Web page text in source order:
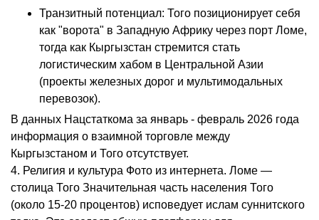
Транзитный потенциал: Того позиционирует себя
как "ворота" в Западную Африку через порт Ломе,
тогда как Кыргызстан стремится стать
логистическим хабом в Центральной Азии
(проекты железных дорог и мультимодальных
перевозок).
В данных Нацстаткома за январь - февраль 2026 года
информация о взаимной торговле между
Кыргызстаном и Того отсутствует.
4. Религия и культура Фото из интернета. Ломе —
столица Того Значительная часть населения Того
(около 15-20 процентов) исповедует ислам суннитского